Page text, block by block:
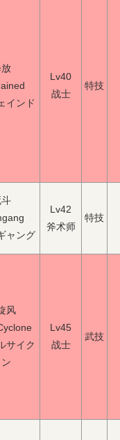
インド
Lv40
战士
特技
ャング
Lv42
斧术师
特技
风
サイク
Lv45
战士
武技